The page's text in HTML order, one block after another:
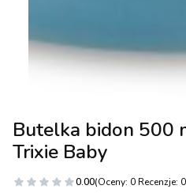
Butelka bidon 500
Trixie Baby
0.00(Oceny: 0 Recenzje: